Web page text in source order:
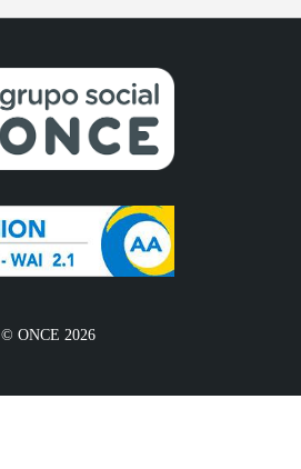
© ONCE 2026